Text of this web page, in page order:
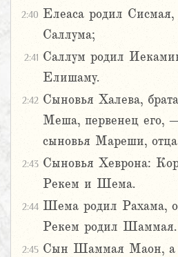
2:40 Елеаса родил
Саллума;
2:41 Саллум родил
Елишаму.
2:42 Сыновья Халева,
Меша, первенец его,
сыновья Мареши,
2:43 Сыновья Хеврона:
Рекем и Шема.
2:44 Шема родил Рахама,
Рекем родил Шаммая.
2:45 Сын Шаммая Маон, а